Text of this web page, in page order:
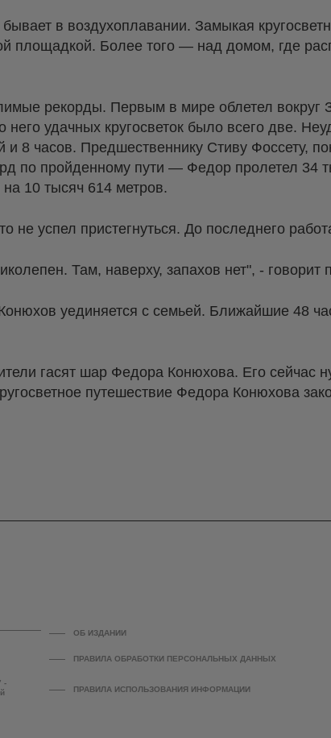
в воздухоплавании. Замыкая
площадкой. Более того — над домом, где
рекорды. Первым в мире облетел вокруг
удачных кругосветок было всего две.
8 часов. Предшественнику Стиву Фоссету,
по пройденному пути — Федор пролетел 34
10 тысяч 614 метров.
не успел пристегнуться. До последнего
Там, наверху, запахов нет", - говорит
уединяется с семьей. Ближайшие 48
гасят шар Федора Конюхова. Его сейчас
путешествие Федора Конюхова
-
ОБ ИЗДАНИИ
ПРАВИЛА ОБРАБОТКИ ПЕРСОНАЛЬНЫХ ДАННЫХ
ПРАВИЛА ИСПОЛЬЗОВАНИЯ ИНФОРМАЦИИ